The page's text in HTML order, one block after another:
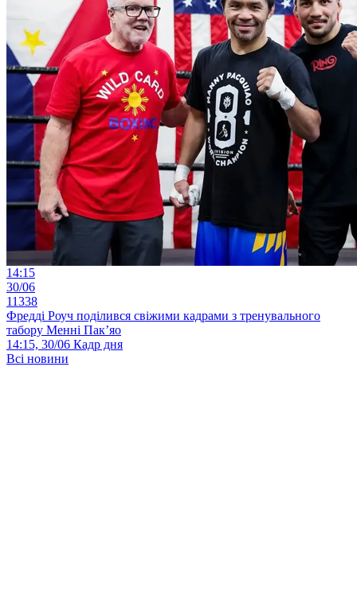
14:15
30/06
11338
Фредді Роуч поділився свіжими кадрами з тренувального
табору Менні Пак’яо
14:15, 30/06 Кадр дня
Всі новини